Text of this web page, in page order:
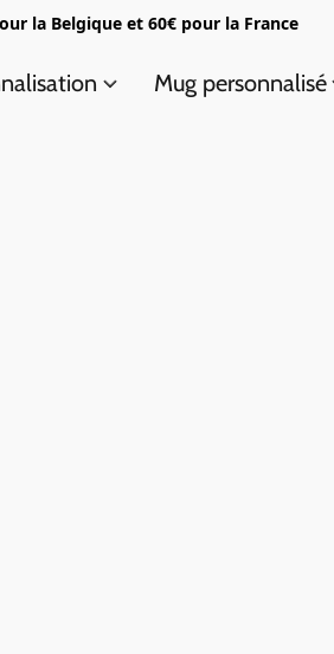
la Belgique et 60€ pour la France
Mug personnalisé